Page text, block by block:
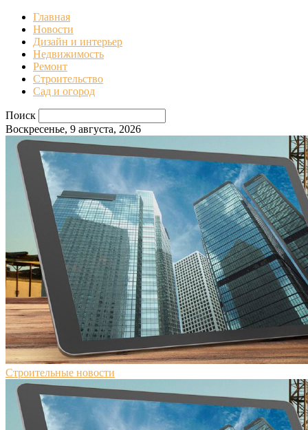
Главная
Новости
Дизайн и интерьер
Недвижимость
Ремонт
Строительство
Сад и огород
Поиск
Воскресенье, 9 августа, 2026
Строительные новости